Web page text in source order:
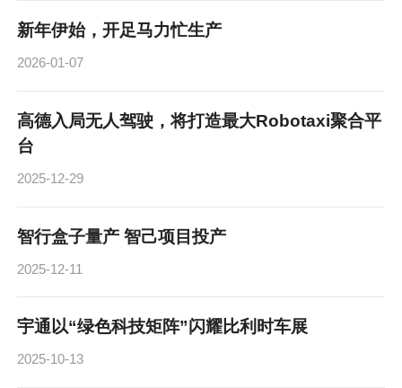
新年伊始，开足马力忙生产
2026-01-07
高德入局无人驾驶，将打造最大Robotaxi聚合平
台
2025-12-29
智行盒子量产 智己项目投产
2025-12-11
宇通以“绿色科技矩阵”闪耀比利时车展
2025-10-13